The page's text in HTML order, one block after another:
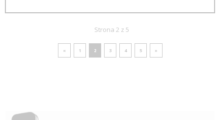
Strona 2 z 5
« 1 2 3 4 5 »